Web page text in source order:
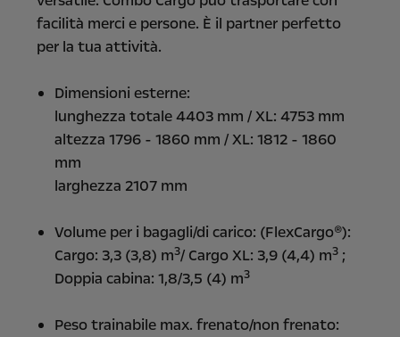
facilità merci e persone. È il partner perfetto
per la tua attività.
Dimensioni esterne:
lunghezza totale 4403 mm / XL: 4753 mm
altezza 1796 - 1860 mm / XL: 1812 - 1860
mm
larghezza 2107 mm
Volume per i bagagli/di carico: (FlexCargo®):
Cargo: 3,3 (3,8) m3/ Cargo XL: 3,9 (4,4) m3 ;
Doppia cabina: 1,8/3,5 (4) m3
Peso trainabile max. frenato/non frenato: